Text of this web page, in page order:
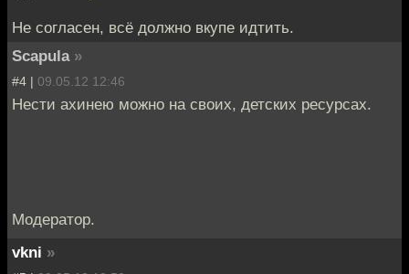
Не согласен, всё должно вкупе идтить.
Scapula »
#4 | 09.05.12 12:46
Нести ахинею можно на своих, детских ресурсах.
Модератор.
vkni »